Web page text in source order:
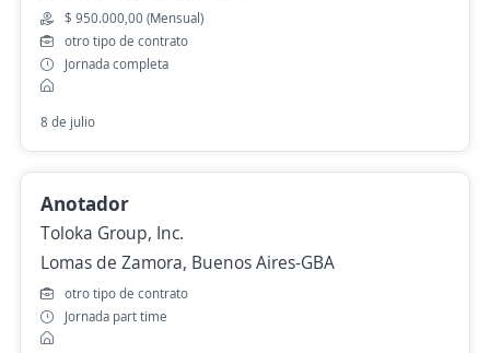
$ 950.000,00 (Mensual)
otro tipo de contrato
Jornada completa
8 de julio
Anotador
Toloka Group, Inc.
Lomas de Zamora, Buenos Aires-GBA
otro tipo de contrato
Jornada part time